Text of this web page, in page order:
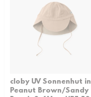
cloby UV Sonnenhut in
Peanut Brown/Sandy